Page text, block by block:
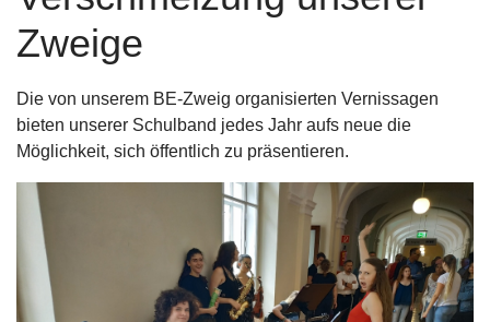
Zweige
Die von unserem BE-Zweig organisierten Vernissagen
bieten unserer Schulband jedes Jahr aufs neue die
Möglichkeit, sich öffentlich zu präsentieren.